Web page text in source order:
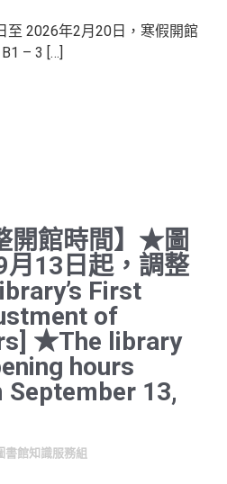
至 2026年2月20日，寒假開館
– 3 […]
開館時間】★圖
月13日起，調整
First
of
★The library
hours
13,
書館知識服務組